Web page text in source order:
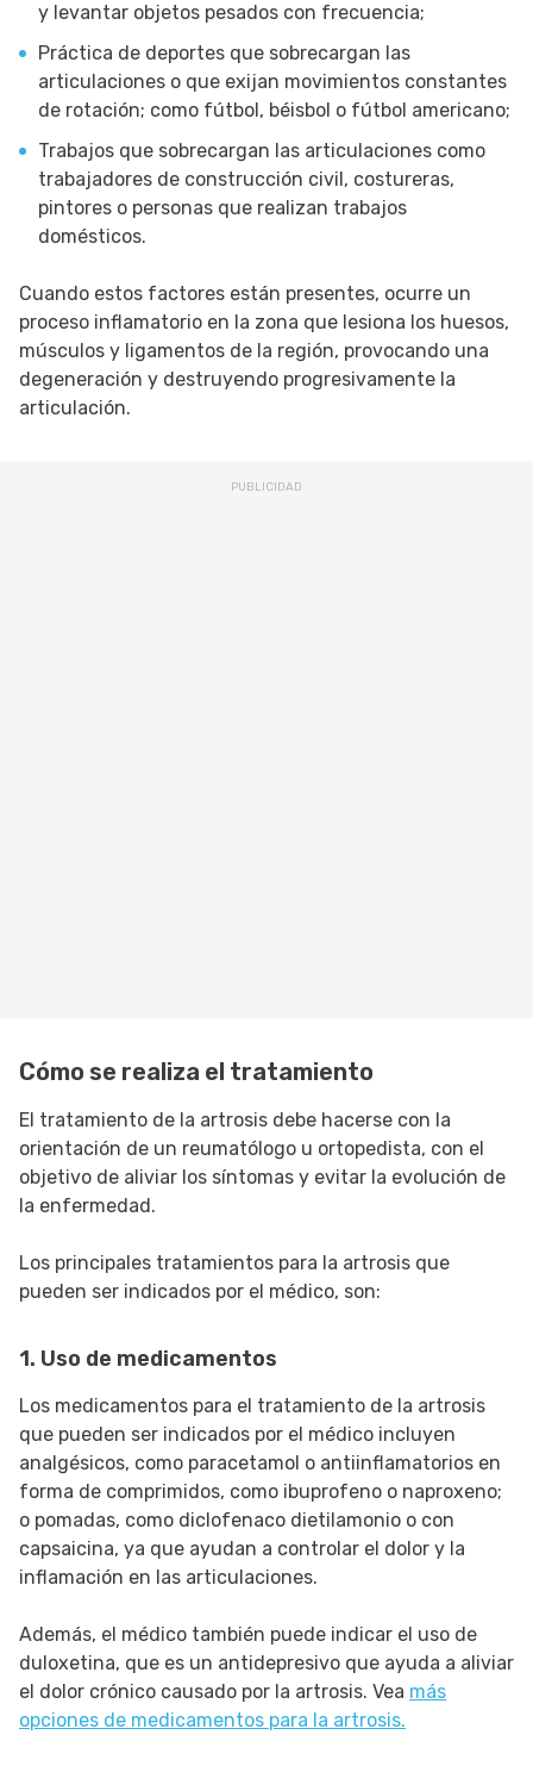
y levantar objetos pesados con frecuencia;
Práctica de deportes que sobrecargan las
articulaciones o que exijan movimientos constantes
de rotación; como fútbol, béisbol o fútbol americano;
Trabajos que sobrecargan las articulaciones como
trabajadores de construcción civil, costureras,
pintores o personas que realizan trabajos
domésticos.
Cuando estos factores están presentes, ocurre un
proceso inflamatorio en la zona que lesiona los huesos,
músculos y ligamentos de la región, provocando una
degeneración y destruyendo progresivamente la
articulación.
Cómo se realiza el tratamiento
El tratamiento de la artrosis debe hacerse con la
orientación de un reumatólogo u ortopedista, con el
objetivo de aliviar los síntomas y evitar la evolución de
la enfermedad.
Los principales tratamientos para la artrosis que
pueden ser indicados por el médico, son:
1. Uso de medicamentos
Los medicamentos para el tratamiento de la artrosis
que pueden ser indicados por el médico incluyen
analgésicos, como paracetamol o antiinflamatorios en
forma de comprimidos, como ibuprofeno o naproxeno;
o pomadas, como diclofenaco dietilamonio o con
capsaicina, ya que ayudan a controlar el dolor y la
inflamación en las articulaciones.
Además, el médico también puede indicar el uso de
duloxetina, que es un antidepresivo que ayuda a aliviar
el dolor crónico causado por la artrosis. Vea más
opciones de medicamentos para la artrosis.